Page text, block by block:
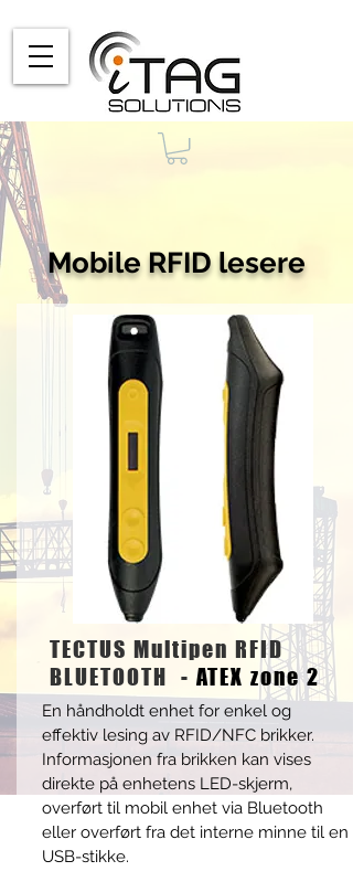
Mobile RFID lesere
TECTUS Multipen RFID
BLUETOOTH - ATEX zone 2
En håndholdt enhet for enkel og
effektiv lesing av RFID/NFC brikker.
Informasjonen fra brikken kan vises
direkte på enhetens LED-skjerm,
overført til mobil enhet via Bluetooth
eller overført fra det interne minne til en
USB-stikke.